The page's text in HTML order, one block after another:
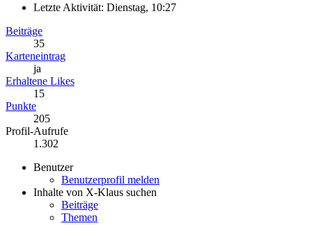
Letzte Aktivität: Dienstag, 10:27
Beiträge
35
Karteneintrag
ja
Erhaltene Likes
15
Punkte
205
Profil-Aufrufe
1.302
Benutzer
Benutzerprofil melden
Inhalte von X-Klaus suchen
Beiträge
Themen